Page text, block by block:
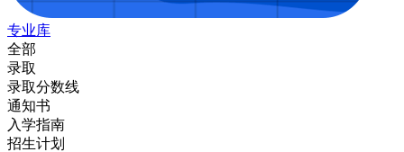
专业库
全部
录取
录取分数线
通知书
入学指南
招生计划